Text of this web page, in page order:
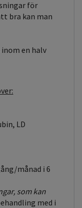
för
bra kan man
en halv
LD
månad i 6
som kan
med i